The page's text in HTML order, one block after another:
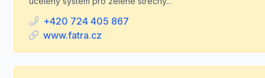
+420 724 405 867
www.fatra.cz